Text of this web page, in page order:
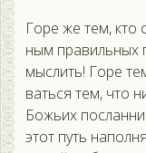
Го­ре же тем,
ным пра­виль­ных
мыс­лить! Го­ре
вать­ся тем, что
Божь­их
этот путь